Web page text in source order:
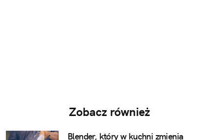
Zobacz również
Blender, który w kuchni zmienia